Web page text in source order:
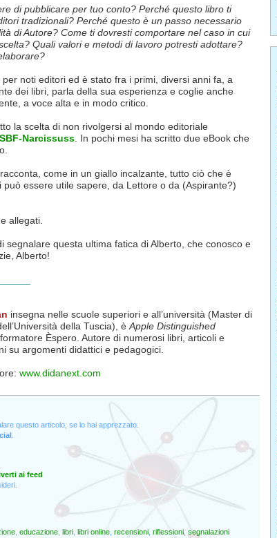
di pubblicare per tuo conto? Perché questo libro ti
tradizionali? Perché questo è un passo necessario
di Autore? Come ti dovresti comportare nel caso in cui
Quali valori e metodi di lavoro potresti adottare?
per noti editori ed è stato fra i primi, diversi anni fa, a
dei libri, parla della sua esperienza e coglie anche
a voce alta e in modo critico.
la scelta di non rivolgersi al mondo editoriale
SBF-Narcissuss. In pochi mesi ha scritto due eBook che
come in un giallo incalzante, tutto ciò che è
essere utile sapere, da Lettore o da (Aspirante?)
allegati.
segnalare questa ultima fatica di Alberto, che conosco e
Alberto!
insegna nelle scuole superiori e all’università (Master di
della Tuscia), è Apple Distinguished
Èspero. Autore di numerosi libri, articoli e
su argomenti didattici e pedagogici.
www.didanext.com
questo articolo, se lo hai apprezzato.
.
ai feed
, educazione, libri, libri online, recensioni, riflessioni, segnalazioni